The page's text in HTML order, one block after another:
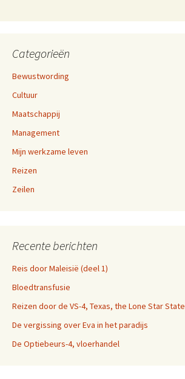
Categorieën
Bewustwording
Cultuur
Maatschappij
Management
Mijn werkzame leven
Reizen
Zeilen
Recente berichten
Reis door Maleisië (deel 1)
Bloedtransfusie
Reizen door de VS-4, Texas, the Lone Star State
De vergissing over Eva in het paradijs
De Optiebeurs-4, vloerhandel